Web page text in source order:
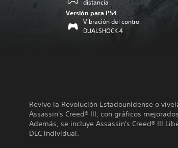
distancia
Versión para PS4
Vibración del control
DUALSHOCK 4
Revive la Revolución Estadounidense o
Assassin's Creed® III, con gráficos
Además, se incluye Assassin's Creed® III
DLC individual.